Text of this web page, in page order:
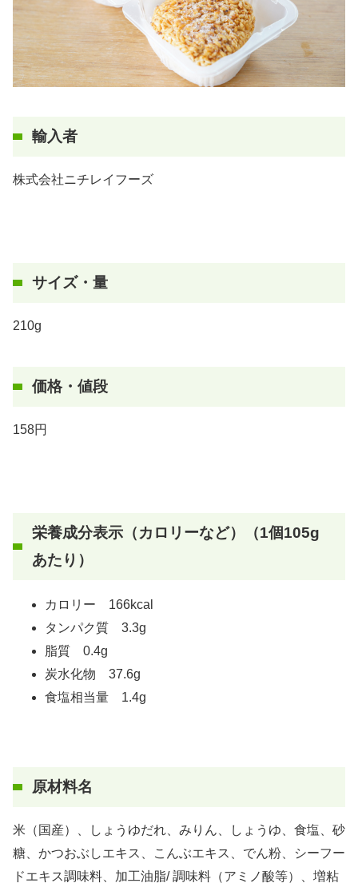
輸入者
株式会社ニチレイフーズ
サイズ・量
210g
価格・値段
158円
栄養成分表示（カロリーなど）（1個105g
あたり）
カロリー 166kcal
タンパク質 3.3g
脂質 0.4g
炭水化物 37.6g
食塩相当量 1.4g
原材料名
米（国産）、しょうゆだれ、みりん、しょうゆ、食塩、砂
糖、かつおぶしエキス、こんぶエキス、でん粉、シーフー
ドエキス調味料、加工油脂/ 調味料（アミノ酸等）、増粘